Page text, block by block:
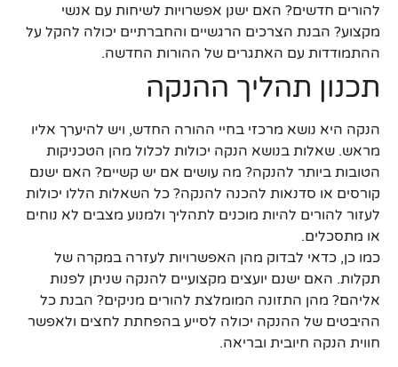
להורים חדשים? האם ישנן אפשרויות לשיחות עם אנשי
מקצוע? הבנת הצרכים הרגשיים והחברתיים יכולה להקל על
ההתמודדות עם האתגרים של ההורות החדשה.
תכנון תהליך ההנקה
הנקה היא נושא מרכזי בחיי ההורה החדש, ויש להיערך אליו
מראש. שאלות בנושא הנקה יכולות לכלול מהן הטכניקות
הטובות ביותר להנקה? מה עושים אם יש קשיים? האם ישנם
קורסים או סדנאות להכנה להנקה? כל השאלות הללו יכולות
לעזור להורים להיות מוכנים לתהליך ולמנוע מצבים לא נוחים
או מתסכלים.
כמו כן, כדאי לבדוק מהן האפשרויות לעזרה במקרה של
תקלות. האם ישנם יועצים מקצועיים להנקה שניתן לפנות
אליהם? מהן התזונה המומלצת להורים מניקים? הבנת כל
ההיבטים של ההנקה יכולה לסייע בהפחתת לחצים ולאפשר
חווית הנקה חיובית ובריאה.